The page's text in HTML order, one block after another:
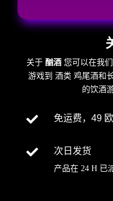
关于 酗酒您可以在我
游戏到 酒类鸡尾酒和
的饮酒
 免运费，49
 次日发货
产品在 24 H 已